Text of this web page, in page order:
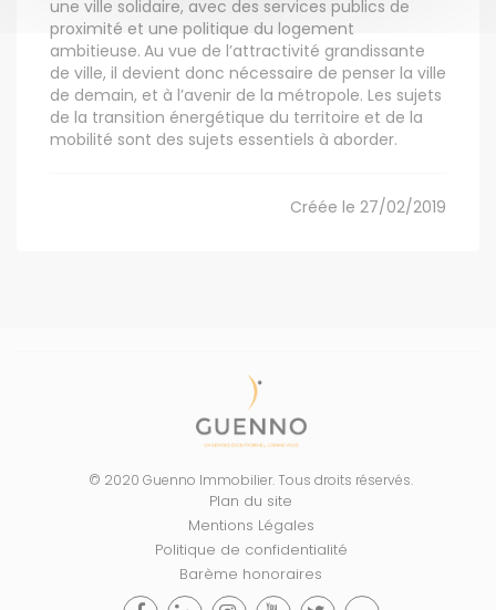
une ville solidaire, avec des services publics de
proximité et une politique du logement
ambitieuse. Au vue de l’attractivité grandissante
de ville, il devient donc nécessaire de penser la ville
de demain, et à l’avenir de la métropole. Les sujets
de la transition énergétique du territoire et de la
mobilité sont des sujets essentiels à aborder.
Créée le 27/02/2019
© 2020 Guenno Immobilier. Tous droits réservés.
Plan du site
Mentions Légales
Politique de confidentialité
Barème honoraires